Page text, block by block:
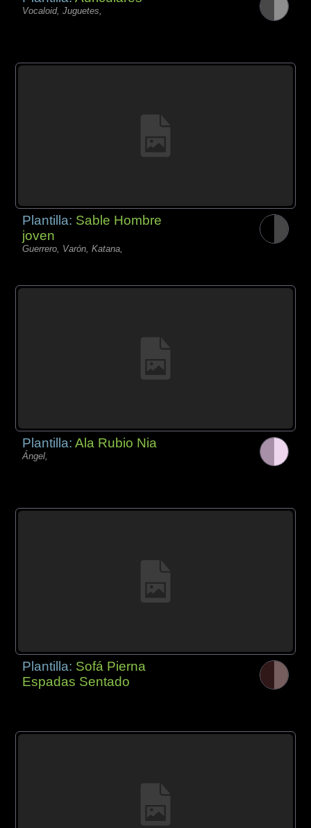
Vocaloid, Juguetes,
Plantilla: Sable Hombre
joven
Guerrero, Varón, Katana,
Plantilla:Ala Rubio Nia
Ángel,
Plantilla: Sofá Pierna
Espadas Sentado